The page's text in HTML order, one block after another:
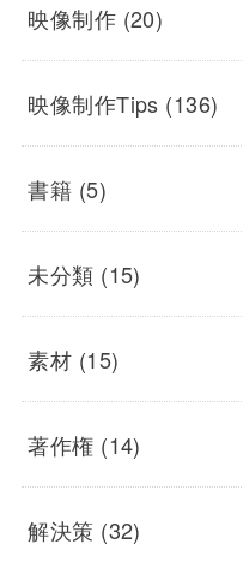
映像制作 (20)
映像制作Tips (136)
書籍 (5)
未分類 (15)
素材 (15)
著作権 (14)
解決策 (32)